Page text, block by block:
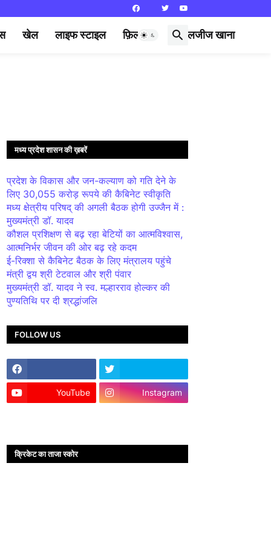
खेल लाइफ स्टाइल फ़िल्मी दुनिया लजीज खाना
मध्य प्रदेश शासन की ख़बरें
प्रदेश के विकास और जन-कल्याण को गति देने के
लिए 30,055 करोड़ रूपये की कैबिनेट स्वीकृति
मध्य क्षेत्रीय परिषद् की अगली बैठक होगी उज्जैन में :
मुख्यमंत्री डॉ. यादव
कौशल प्रशिक्षण से बढ़ रहा बेटियों का आत्मविश्वास,
आत्मनिर्भर जीवन की ओर बढ़ रहे कदम
ई-रिक्शा से कैबिनेट बैठक के लिए मंत्रालय पहुंचे
मंत्री द्वय श्री टेटवाल और श्री पंवार
मुख्यमंत्री डॉ. यादव ने स्व. मल्हारराव होल्कर की
पुण्यतिथि पर दी श्रद्धांजलि
FOLLOW US
YouTube Instagram
क्रिकेट का ताजा स्कोर